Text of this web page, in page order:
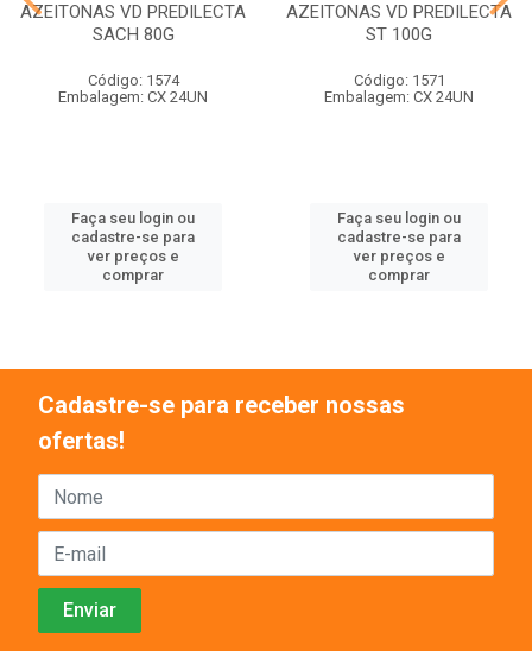
AZEITONAS VD PREDILECTA
SACH 80G
Código: 1574
Embalagem: CX 24UN
Faça seu login ou
cadastre-se para
ver preços e
comprar
AZEITONAS VD PREDILECTA
ST 100G
Código: 1571
Embalagem: CX 24UN
Faça seu login ou
cadastre-se para
ver preços e
comprar
Cadastre-se para receber nossas
ofertas!